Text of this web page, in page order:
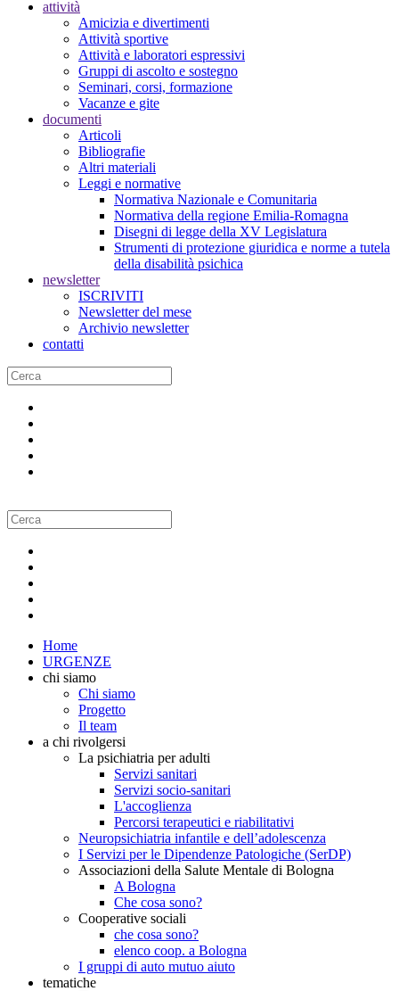
attività
Amicizia e divertimenti
Attività sportive
Attività e laboratori espressivi
Gruppi di ascolto e sostegno
Seminari, corsi, formazione
Vacanze e gite
documenti
Articoli
Bibliografie
Altri materiali
Leggi e normative
Normativa Nazionale e Comunitaria
Normativa della regione Emilia-Romagna
Disegni di legge della XV Legislatura
Strumenti di protezione giuridica e norme a tutela
della disabilità psichica
newsletter
ISCRIVITI
Newsletter del mese
Archivio newsletter
contatti
Home
URGENZE
chi siamo
Chi siamo
Progetto
Il team
a chi rivolgersi
La psichiatria per adulti
Servizi sanitari
Servizi socio-sanitari
L'accoglienza
Percorsi terapeutici e riabilitativi
Neuropsichiatria infantile e dell’adolescenza
I Servizi per le Dipendenze Patologiche (SerDP)
Associazioni della Salute Mentale di Bologna
A Bologna
Che cosa sono?
Cooperative sociali
che cosa sono?
elenco coop. a Bologna
I gruppi di auto mutuo aiuto
tematiche